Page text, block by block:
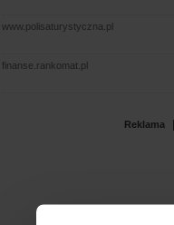
www.polisaturystyczna.pl
finanse.rankomat.pl
Reklama